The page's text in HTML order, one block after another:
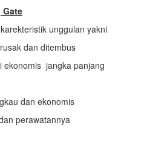
unggulan yakni
dan ditembus
ekonomis jangka panjang
dan ekonomis
perawatannya